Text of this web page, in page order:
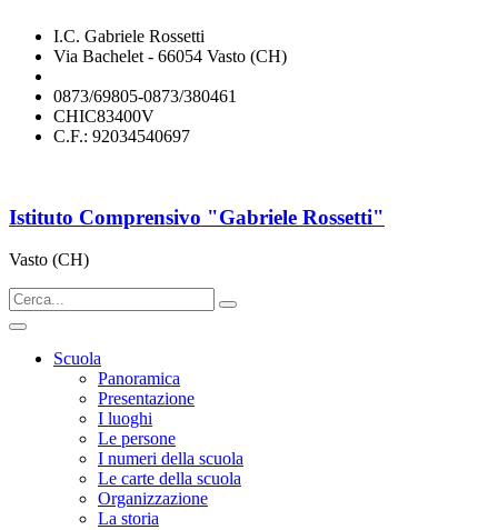
I.C. Gabriele Rossetti
Via Bachelet - 66054 Vasto (CH)
0873/69805-0873/380461
CHIC83400V
C.F.: 92034540697
Istituto Comprensivo "Gabriele Rossetti"
Vasto (CH)
Scuola
Panoramica
Presentazione
I luoghi
Le persone
I numeri della scuola
Le carte della scuola
Organizzazione
La storia